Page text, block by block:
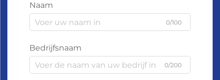
Naam
0/100
Bedrijfsnaam
0/200